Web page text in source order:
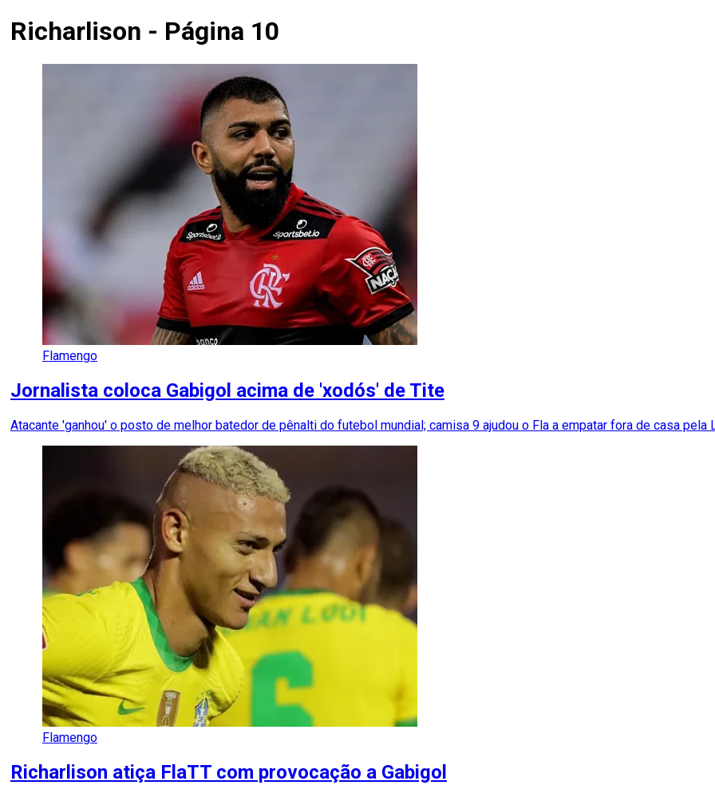
Richarlison - Página 10
Flamengo
Jornalista coloca Gabigol acima de 'xodós' de Tite
Atacante 'ganhou' o posto de melhor batedor de pênalti do futebol mundial; camisa 9 ajudou o Fla a empatar fora de casa pela
Flamengo
Richarlison atiça FlaTT com provocação a Gabigol